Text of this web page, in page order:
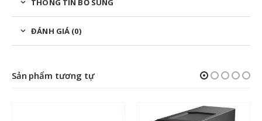
THÔNG TIN BỔ SUNG
ĐÁNH GIÁ (0)
Sản phẩm tương tự